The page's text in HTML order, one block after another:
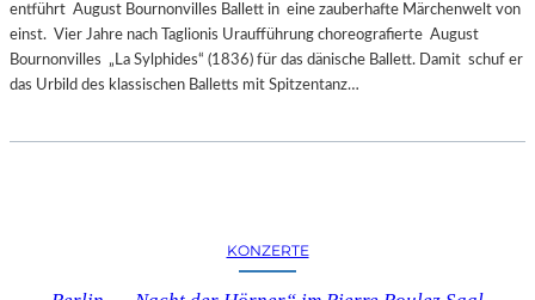
entführt August Bournonvilles Ballett in eine zauberhafte Märchenwelt von
einst. Vier Jahre nach Taglionis Uraufführung choreografierte August
Bournonvilles „La Sylphides“ (1836) für das dänische Ballett. Damit schuf er
das Urbild des klassischen Balletts mit Spitzentanz…
KONZERTE